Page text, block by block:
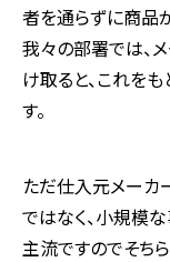
者を通らずに商品
我々の部署では、
け取ると、これを
す。
ただ仕入元メーカ
ではなく、小規模
主流ですのでそち